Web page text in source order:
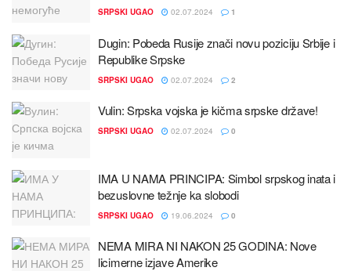
SRPSKI UGAO 02.07.2024 1
Dugin: Pobeda Rusiјe znači novu poziciјu Srbiјe i
Republike Srpske
SRPSKI UGAO 02.07.2024 2
Vulin: Srpska voјska јe kičma srpske države!
SRPSKI UGAO 02.07.2024 0
IMA U NAMA PRINCIPA: Simbol srpskog inata i
bezuslovne težnje ka slobodi
SRPSKI UGAO 19.06.2024 0
NEMA MIRA NI NAKON 25 GODINA: Nove
licimerne izјave Amerike